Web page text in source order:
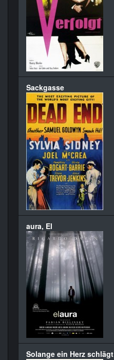
Sackgasse
aura, El
Solange ein Herz schlägt